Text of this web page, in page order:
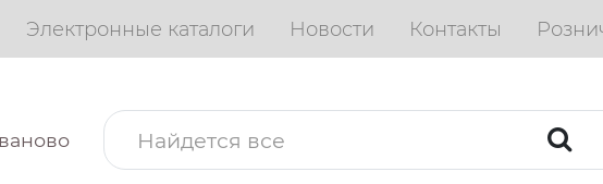
Электронные каталоги Новости Контакты